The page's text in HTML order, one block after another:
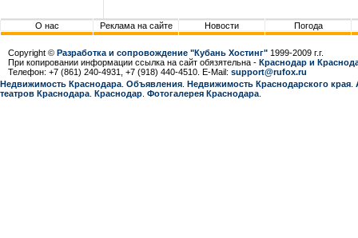
О нас Реклама на сайте Новости Погода
Copyright © Разработка и сопровождение "Кубань Хостинг" 1999-2009 г.г.
При копировании информации ссылка на сайт обязятельна - Краснодар и
Телефон: +7 (861) 240-4931, +7 (918) 440-4510. E-Mail: support@rufox.ru
Недвижимость Краснодара Объявления Недвижимость Краснодарcкого края
театров Краснодара Краснодар Фотогалерея Краснодара